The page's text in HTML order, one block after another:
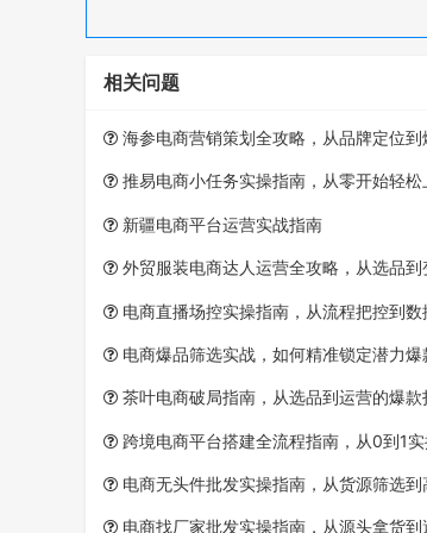
相关问题
海参电商营销策划全攻略，从品牌定位到
推易电商小任务实操指南，从零开始轻松
新疆电商平台运营实战指南
外贸服装电商达人运营全攻略，从选品
电商直播场控实操指南，从流程把控到
电商爆品筛选实战，如何精准锁定潜力爆
茶叶电商破局指南，从选品到运营的爆款
跨境电商平台搭建全流程指南，从0到1
电商无头件批发实操指南，从货源筛选
电商找厂家批发实操指南，从源头拿货